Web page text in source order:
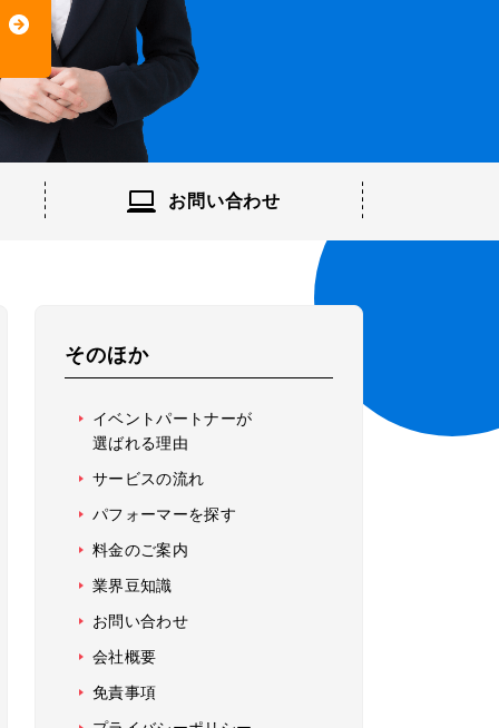
お問い合わせ
そのほか
イベントパートナーが
選ばれる理由
サービスの流れ
パフォーマーを探す
料金のご案内
業界豆知識
お問い合わせ
会社概要
免責事項